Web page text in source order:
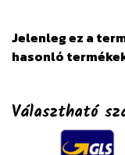
Jelenleg ez a
hasonló
Választható